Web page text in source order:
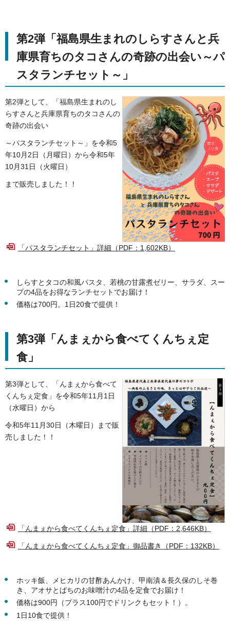
第2弾「福島県生まれのしらすさんと兵
庫県育ちのタコさんの奇跡の出会い～パ
スタランチセット～」
第2弾として、
「福島県生まれのし
らすさんと兵庫県育ちのタコさんの
奇跡の出会い
～パスタランチセット～」を令和5
年10月2日（月曜日）から令和5年
10月31日（火曜日）
まで販売しました！！
「パスタランチセット」詳細（PDF：1,602KB）
しらすとタコの和風パスタ、若桃の甘露煮ゼリー、サラダ、スー
プの4品をお得なランチセットでお届け！
価格は700円。1日20食で提供！
第3弾「んまぇから食べてくんちぇ定
食」
第3弾として、
「んまぇから食べて
くんちぇ定食」を令和5年11月1日
（水曜日）から
令和5年11月30日（木曜日）まで販
売しました！！
「んまぇから食べてくんちぇ定食」詳細（PDF：2,646KB）
「んまぇから食べてくんちぇ定食」御品書き（PDF：132KB）
ホッキ飯、メヒカリの甘酢あんかけ、甲南漬＆長久保のしそ巻
き、アオサとばちのお味噌汁の4品を定食でお届け！
価格は900円（プラス100円でドリンクもセット！）。
1日10食で提供！